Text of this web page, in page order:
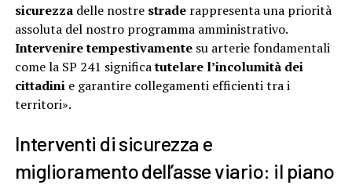
sicurezzadelle nostre straderappresenta una priorità
assoluta del nostro programma amministrativo.
Intervenire tempestivamentesu arterie fondamentali
come la SP 241 significatutelare l’incolumità dei
cittadinie garantire collegamenti efficienti tra i
territori».
Interventi di sicurezza e
miglioramento dell’asse viario: il piano